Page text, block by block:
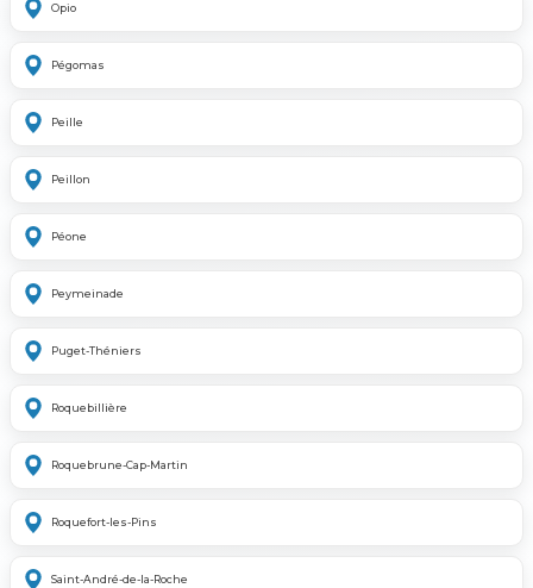
Opio
Pégomas
Peille
Peillon
Péone
Peymeinade
Puget-Théniers
Roquebillière
Roquebrune-Cap-Martin
Roquefort-les-Pins
Saint-André-de-la-Roche